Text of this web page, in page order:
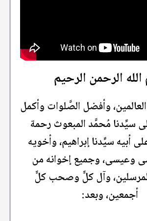
الرحمن الرحيم
وأفضل الصَّلوات وأكمل
سيِّدنا مُحمَّد المبعوث رحمة
أبيه سيِّدنا إبراهيم، وأخويه
وعيسى، وجميع إخوانه من
وآل كلٍّ وصحب كلٍّ
أجمعين، وبعد: